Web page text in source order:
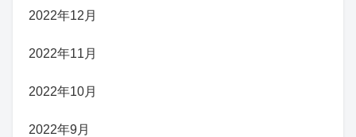
2022年12月
2022年11月
2022年10月
2022年9月